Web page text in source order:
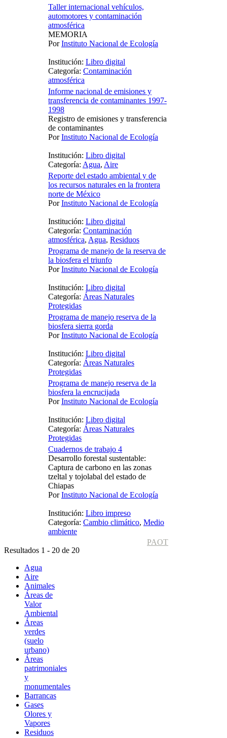
Taller internacional vehículos,
automotores y contaminación
atmosférica
MEMORIA
PorInstituto Nacional de Ecología
Institución: Libro digital
Categoría: Contaminación
atmosférica
Informe nacional de emisiones y
transferencia de contaminantes 1997-
1998
Registro de emisiones y transferencia
de contaminantes
PorInstituto Nacional de Ecología
Institución: Libro digital
Categoría: Agua, Aire
Reporte del estado ambiental y de
los recursos naturales en la frontera
norte de México
PorInstituto Nacional de Ecología
Institución: Libro digital
Categoría: Contaminación
atmosférica, Agua, Residuos
Programa de manejo de la reserva de
la biosfera el triunfo
PorInstituto Nacional de Ecología
Institución: Libro digital
Categoría: Áreas Naturales
Protegidas
Programa de manejo reserva de la
biosfera sierra gorda
PorInstituto Nacional de Ecología
Institución: Libro digital
Categoría: Áreas Naturales
Protegidas
Programa de manejo reserva de la
biosfera la encrucijada
PorInstituto Nacional de Ecología
Institución: Libro digital
Categoría: Áreas Naturales
Protegidas
Cuadernos de trabajo 4
Desarrollo forestal sustentable:
Captura de carbono en las zonas
tzeltal y tojolabal del estado de
Chiapas
PorInstituto Nacional de Ecología
Institución: Libro impreso
Categoría: Cambio climático, Medio
ambiente
PAOT
Resultados 1 - 20 de 20
Agua
Aire
Animales
Áreas de
Valor
Ambiental
Áreas
verdes
(suelo
urbano)
Áreas
patrimoniales
y
monumentales
Barrancas
Gases
Olores y
Vapores
Residuos